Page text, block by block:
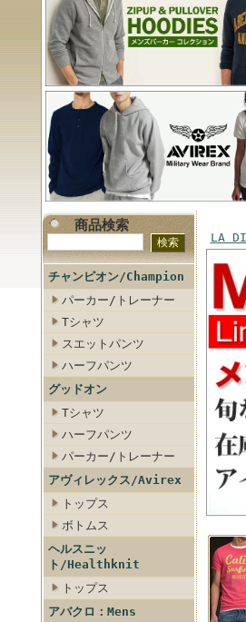
商品検索
チャンピオン/Champion
パーカー/トレーナー
Tシャツ
スエットパンツ
ハーフパンツ
グッドオン
Tシャツ
ハーフパンツ
パーカー/トレーナー
アヴィレックス/Avirex
トップス
ボトムス
ヘルスニッ
ト/Healthknit
トップス
アバクロ：Mens
LA